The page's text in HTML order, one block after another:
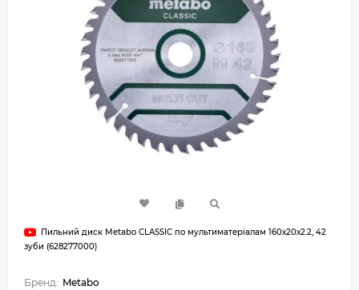
Пильний диск Metabo CLASSIC по мультиматеріалам 160х20х2.2, 42
зуби (628277000)
Бренд: Metabo